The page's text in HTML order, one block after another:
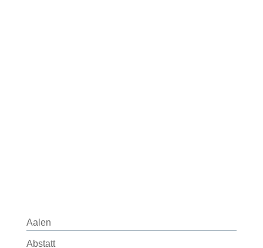
Aalen
Abstatt